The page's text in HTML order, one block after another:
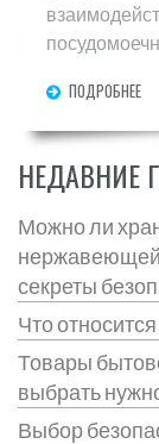
ПОДРОБНЕЕ
НЕДАВНИЕ
Можно ли
нержавеющей
секреты
Что
Товары
выбрать
Выбор